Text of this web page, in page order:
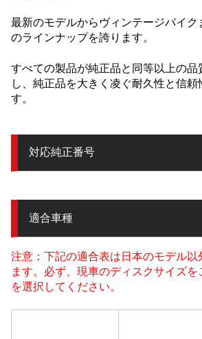
最新のモデルからヴィンテージバイク
のラインナップを誇ります。
すべての製品が純正品と同等以上の品
し、純正品を大きく凌ぐ耐久性と信頼
す。
対応純正番号
適合車種
注意：下記の適合表は日本のモデル以
ます。必ず、現車のディスクサイズを
を選択してください。